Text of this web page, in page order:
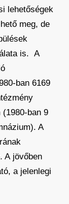
lehetőségek
meg, de
is. A
ban 6169
(1980-ban 9
A
A jövőben
a jelenlegi